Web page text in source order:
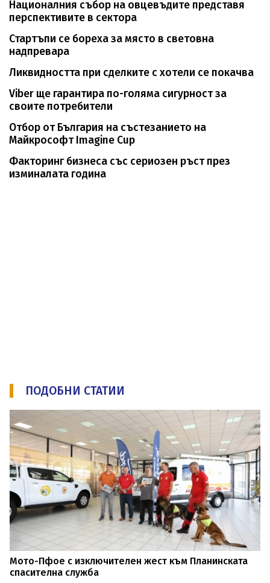
Националния събор на овцевъдите представя
перспективите в сектора
Стартъпи се бореха за място в световна
надпревара
Ликвидността при сделките с хотели се покачва
Viber ще гарантира по-голяма сигурност за
своите потребители
Отбор от България на състезанието на
Майкрософт Imagine Cup
Факторинг бизнеса със сериозен ръст през
изминалата година
ПОДОБНИ СТАТИИ
Мото-Пфое с изключителен жест към Планинската
спасителна служба